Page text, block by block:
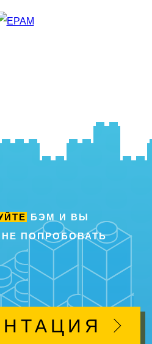
БЭМ И ВЫ
ПОПРОБОВАТЬ